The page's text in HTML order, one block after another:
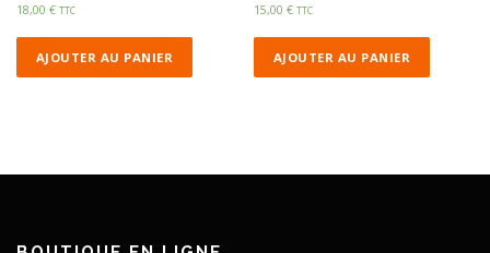
18,00 € TTC
AJOUTER AU PANIER
15,00€ TTC
AJOUTER AU PANIER